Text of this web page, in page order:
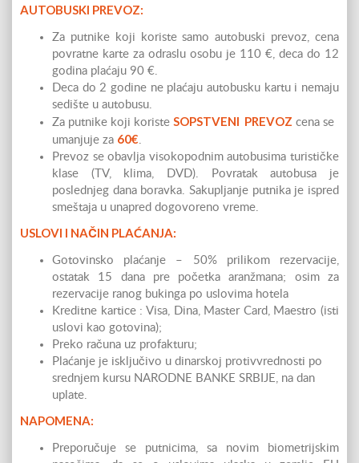
AUTOBUSKI PREVOZ:
Za putnike koji koriste samo autobuski prevoz, cena
povratne karte za odraslu osobu je 110 €, deca do 12
godina plaćaju 90 €.
Deca do 2 godine ne plaćaju autobusku kartu i nemaju
sedište u autobusu.
Za putnike koji koriste SOPSTVENI PREVOZ cena se
umanjuje za 60€
Prevoz se obavlja visokopodnim autobusima turističke
klase (TV, klima, DVD). Povratak autobusa je
poslednjeg dana boravka. Sakupljanje putnika je ispred
smeštaja u unapred dogovoreno vreme.
USLOVI I NAČIN PLAĆANJA:
Gotovinsko plaćanje – 50% prilikom rezervacije,
ostatak 15 dana pre početka aranžmana; osim za
rezervacije ranog bukinga po uslovima hotela
Kreditne kartice : Visa, Dina, Master Card, Maestro (isti
uslovi kao gotovina);
Preko računa uz profakturu;
Plaćanje je isključivo u dinarskoj protivvrednosti po
srednjem kursu NARODNE BANKE SRBIJE, na dan
uplate.
NAPOMENA:
Preporučuje se putnicima, sa novim biometrijskim